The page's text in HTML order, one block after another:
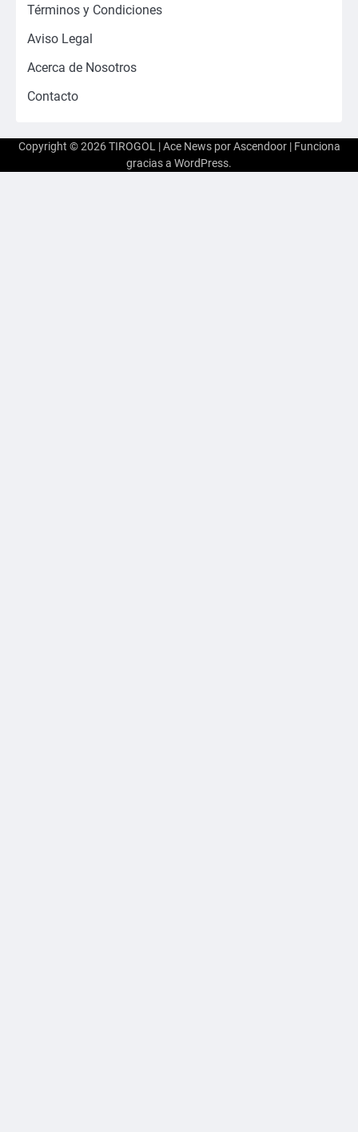
Términos y Condiciones
Aviso Legal
Acerca de Nosotros
Contacto
Copyright © 2026TIROGOL| Ace News porAscendoor| Funciona
gracias a WordPress.